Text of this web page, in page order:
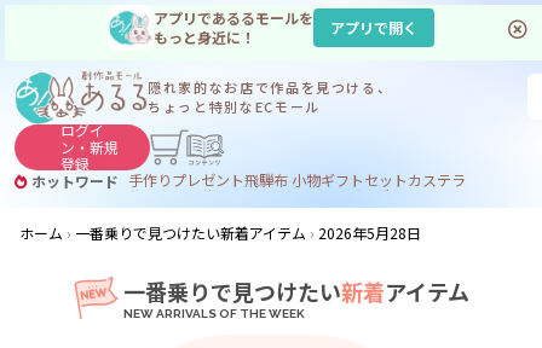
アプリであるるモールを
もっと身近に！
アプリで開く
隠れ家的なお店で作品を見つける、
ちょっと特別なECモール
ログイ
ン・新規
登録
ホットワード 手作りプレゼント飛騨布 小物ギフトセットカステラ
サヌカイト コーヒー
ジンギスカン
ホーム
一番乗りで見つけたい新着アイテム 2026年5月28日
一番乗りで見つけたい新着アイテム